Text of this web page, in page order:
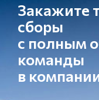
Закажите
сборы
с полным
команды
в